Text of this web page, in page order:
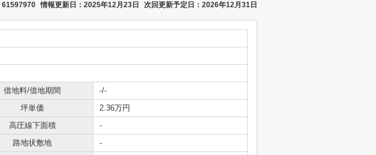
61597970 情報更新日：2025年12月23日 次回更新予定日：2026年12月31日
借地料/借地期間
-/-
坪単価
2.36万円
高圧線下面積
-
路地状敷地 -